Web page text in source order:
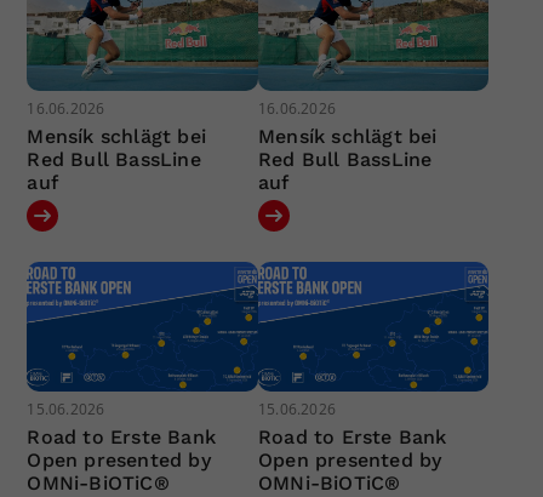
16.06.2026
Mensík schlägt bei
Red Bull BassLine
auf
16.06.2026
Mensík schlägt bei
Red Bull BassLine
auf
15.06.2026
Road to Erste Bank
Open presented by
OMNi-BiOTiC®
15.06.2026
Road to Erste Bank
Open presented by
OMNi-BiOTiC®